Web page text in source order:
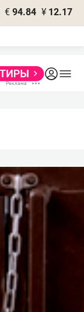
€ 94.84 ¥ 12.17